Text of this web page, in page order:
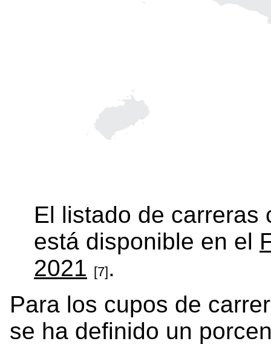
El listado de carreras
está disponible en el
2021 [7].
Para los cupos de
se ha definido un